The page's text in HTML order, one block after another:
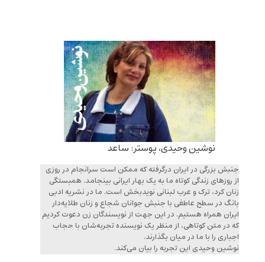
نوشین وحیدی، پوستر: ساعد
جنبش بزرگی در ایران درگرفته که ممکن است سرانجام در روزی
از روزهای زندگی کوتاه ما به یک بهار ایرانی بینجامد. همبستگی
زنان کرد، ترک و عرب لبنانی نویدبخش است. ما در نشریه ادبی
بانگ در سطح عاطفی با جنبش جوانان شجاع و زنان طلایه‌دار
ایران همراه هستیم. در این جهت از نویسندگان زن دعوت کردیم
که در متن کوتاهی، از منظر یک نویسنده تجربه‌شان با حجاب
اجباری را با ما در میان بگذارند.
نوشین وحیدی این تجربه را بیان می‌کند.